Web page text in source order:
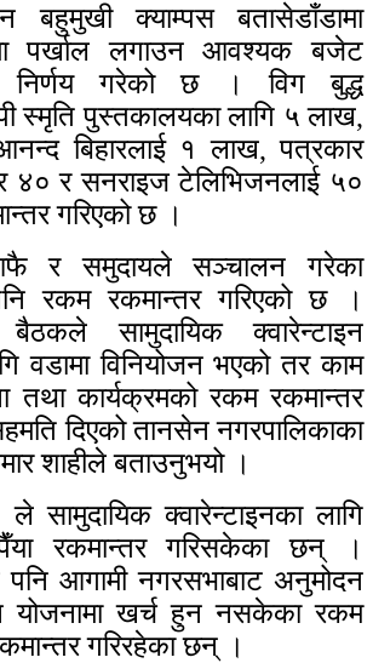
बहुमुखी क्याम्पस बतासेडाँडामा
पर्खाल लगाउन आवश्यक बजेट
निर्णय गरेको छ । विग बुद्ध
स्मृति पुस्तकालयका लागि ५ लाख,
बिहारलाई १ लाख, पत्रकार
४० र सनराइज टेलिभिजनलाई ५०
गरिएको छ ।
र समुदायले सञ्चालन गरेका
पनि रकम रकमान्तर गरिएको छ ।
बैठकले सामुदायिक क्वारेन्टाइन
वडामा विनियोजन भएको तर काम
तथा कार्यक्रमको रकम रकमान्तर
दिएको तानसेन नगरपालिकाका
शाहीले बताउनुभयो ।
सामुदायिक क्वारेन्टाइनका लागि
रकमान्तर गरिसकेका छन् ।
आगामी नगरसभाबाट अनुमोदन
योजनामा खर्च हुन नसकेका रकम
गरिरहेका छन् ।